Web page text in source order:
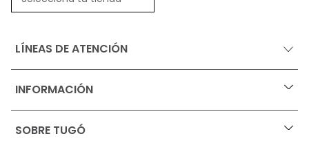
LÍNEAS DE ATENCIÓN
INFORMACIÓN +
Ofertas vigentes
SOBRE TUGÓ +